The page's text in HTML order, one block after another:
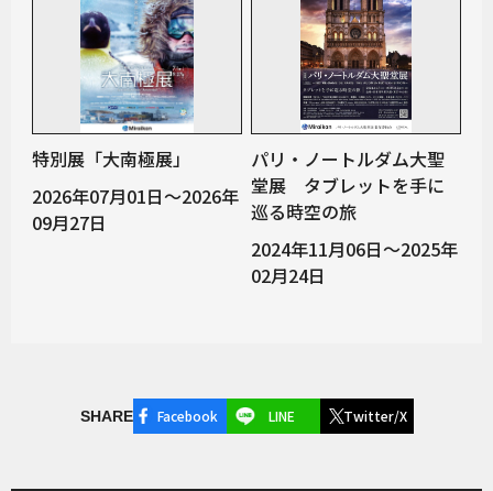
特別展「大南極展」
2026年07月01日～2026年
09月27日
パリ・ノートルダム大聖
堂展 タブレットを手に
巡る時空の旅
2024年11月06日～2025年
02月24日
SHARE Facebook LINE Twitter/X